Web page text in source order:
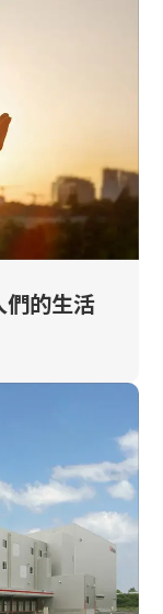
們的生活